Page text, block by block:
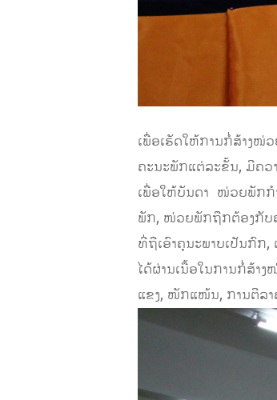
ເພື່ອເຮັດໃຫ້ການກໍ່ສ້າງໜ່
ຄະນະພັກແຕ່ລະຂັ້ນ, ມີຄ
ເພື່ອໃຫ້ບັນດາ ໜ່ວຍພັກກໍ
ພັກ, ໜ່ວຍພັກຖືກຕ້ອງກັບຄ
ທີ່ຖືເອົາຄຸນະພາບເປັນກົກ,
ໄດ້ຜ່ານເນື້ອໃນການກໍ່ສ້າ
ແຂງ, ໜັກແໜ້ນ, ການຕີລ